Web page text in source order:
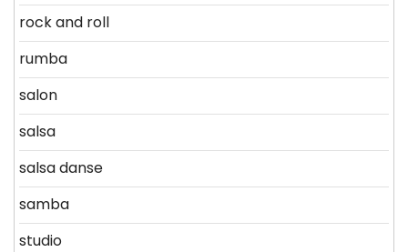
rock and roll
rumba
salon
salsa
salsa danse
samba
studio